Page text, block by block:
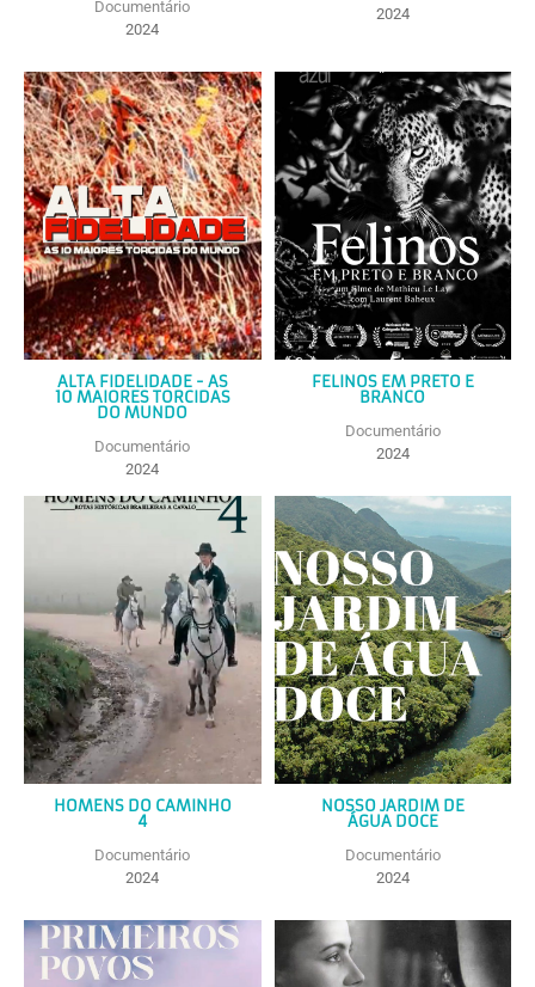
Documentário
2024
2024
ALTA FIDELIDADE - AS
10 MAIORES TORCIDAS
DO MUNDO
Documentário
2024
FELINOS EM PRETO E
BRANCO
Documentário
2024
HOMENS DO CAMINHO
4
Documentário
2024
NOSSO JARDIM DE
ÁGUA DOCE
Documentário
2024